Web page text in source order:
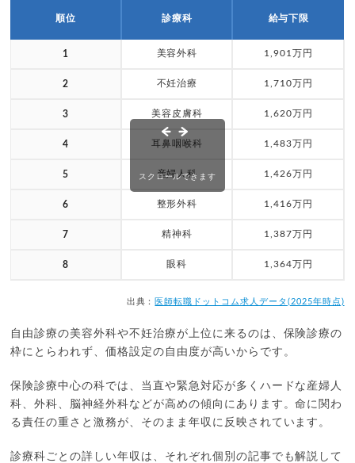
順位 診療科 給与下限
1 美容外科 1,901万円
2 不妊治療 1,710万円
3 美容皮膚科 1,620万円
4 耳鼻咽喉科 1,483万円
5 産婦人科 1,426万円
6 整形外科 1,416万円
7 精神科 1,387万円
8 眼科 1,364万円
スクロールできます
出典： 医師転職ドットコム求人データ(2025年時点)
自由診療の美容外科や不妊治療が上位に来るのは、保険診療の
枠にとらわれず、価格設定の自由度が高いからです。
保険診療中心の科では、当直や緊急対応が多くハードな産婦人
科、外科、脳神経外科などが高めの傾向にあります。命に関わ
る責任の重さと激務が、そのまま年収に反映されています。
診療科ごとの詳しい年収は、それぞれ個別の記事でも解説して